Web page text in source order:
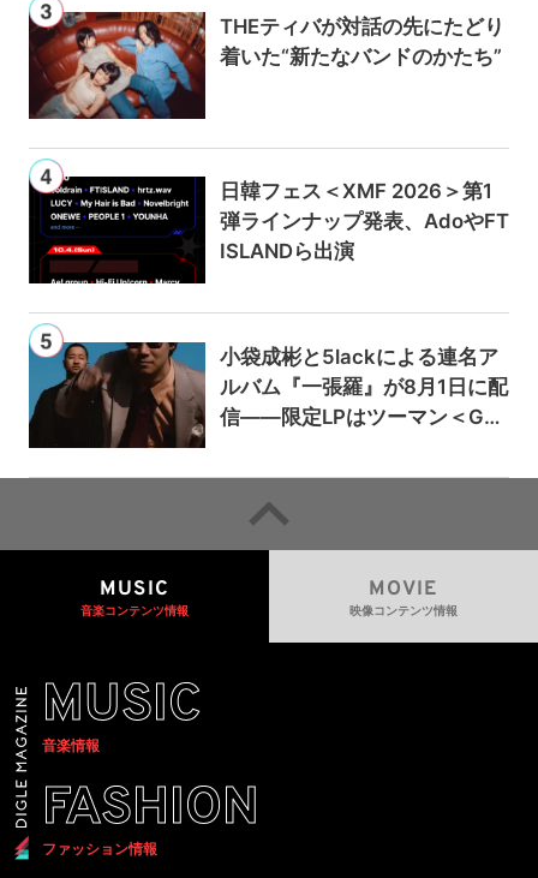
THEティバが対話の先にたどり
着いた“新たなバンドのかたち”
日韓フェス＜XMF 2026＞第1
弾ラインナップ発表、AdoやFT
ISLANDら出演
小袋成彬と5lackによる連名ア
ルバム『一張羅』が8月1日に配
信——限定LPはツーマン＜Gai
MUSIC
音楽コンテンツ情報
MOVIE
映像コンテンツ情報
MUSIC
音楽情報
FASHION
ファッション情報